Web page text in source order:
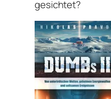
gesichtet?